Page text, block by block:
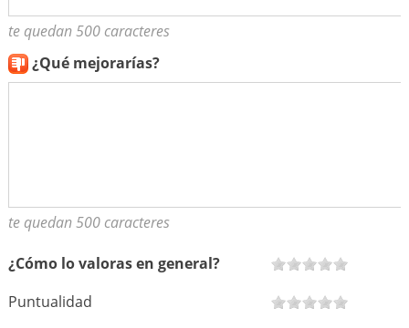
te quedan 500 caracteres
¿Qué mejorarías?
te quedan 500 caracteres
¿Cómo lo valoras en general?
Puntualidad